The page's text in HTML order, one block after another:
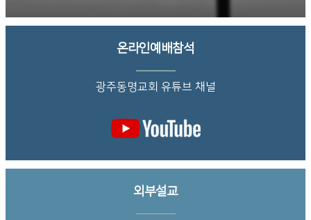
온라인예배참석
광주동명교회 유튜브 채널
외부설교